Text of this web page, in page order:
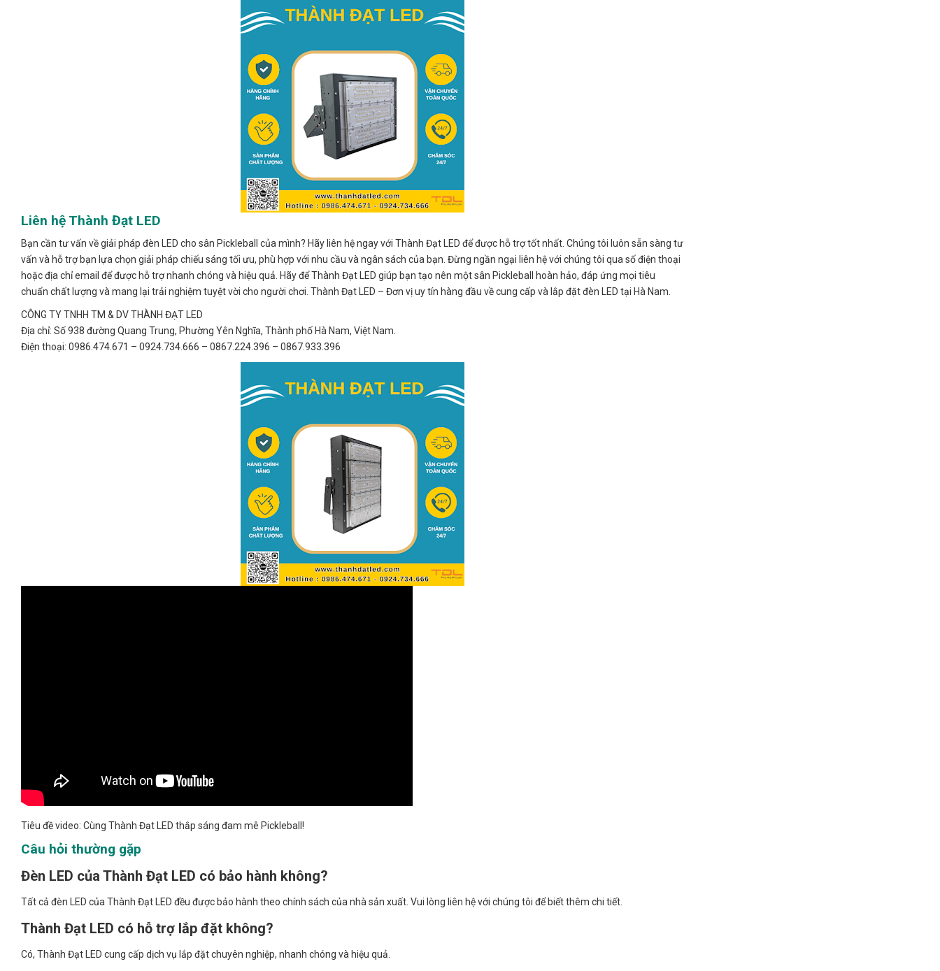
Liên hệ Thành Đạt LED
Bạn cần tư vấn về giải pháp đèn LED cho sân Pickleball của mình? Hãy liên hệ ngay với Thành Đạt LED để được hỗ trợ tốt nhất. Chúng tôi luôn sẵn sàng tư
vấn và hỗ trợ bạn lựa chọn giải pháp chiếu sáng tối ưu, phù hợp với nhu cầu và ngân sách của bạn. Đừng ngần ngại liên hệ với chúng tôi qua số điện thoại
hoặc địa chỉ email để được hỗ trợ nhanh chóng và hiệu quả. Hãy để Thành Đạt LED giúp bạn tạo nên một sân Pickleball hoàn hảo, đáp ứng mọi tiêu
chuẩn chất lượng và mang lại trải nghiệm tuyệt vời cho người chơi. Thành Đạt LED – Đơn vị uy tín hàng đầu về cung cấp và lắp đặt đèn LED tại Hà Nam.
CÔNG TY TNHH TM & DV THÀNH ĐẠT LED
Địa chỉ: Số 938 đường Quang Trung, Phường Yên Nghĩa, Thành phố Hà Nam, Việt Nam.
Điện thoại: 0986.474.671 – 0924.734.666 – 0867.224.396 – 0867.933.396
Tiêu đề video: Cùng Thành Đạt LED thắp sáng đam mê Pickleball!
Câu hỏi thường gặp
Đèn LED của Thành Đạt LED có bảo hành không?
Tất cả đèn LED của Thành Đạt LED đều được bảo hành theo chính sách của nhà sản xuất. Vui lòng liên hệ với chúng tôi để biết thêm chi tiết.
Thành Đạt LED có hỗ trợ lắp đặt không?
Có, Thành Đạt LED cung cấp dịch vụ lắp đặt chuyên nghiệp, nhanh chóng và hiệu quả.